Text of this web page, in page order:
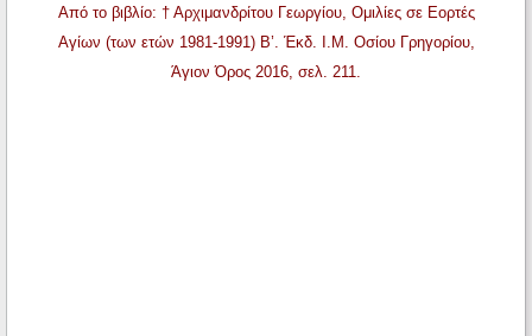
Από το βιβλίο: † Αρχιμανδρίτου Γεωργίου, Ομιλίες σε Εορτές
Αγίων (των ετών 1981-1991) Β’. Έκδ. Ι.Μ. Οσίου Γρηγορίου,
Άγιον Όρος 2016, σελ. 211.